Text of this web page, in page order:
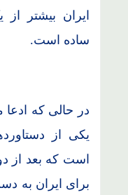
ایران بیشتر
ساده است.
در حالی که ادعا
یکی از
است که بعد از
برای ایران به